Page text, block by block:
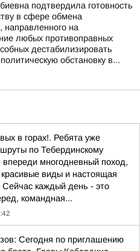
подтвердила готовность
в сфере обмена
на
любых противоправных
дестабилизировать
обстановку в...
в горах!. Ребята уже
по Тебердинскому
впереди многодневный поход,
виды и настоящая
Сейчас каждый день - это
командная...
Сегодня по приглашению